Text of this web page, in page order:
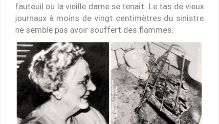
fauteuil où la vieille dame se tenait. Le tas de vieux
journaux à moins de vingt centimètres du sinistre
ne semble pas avoir souffert des flammes.